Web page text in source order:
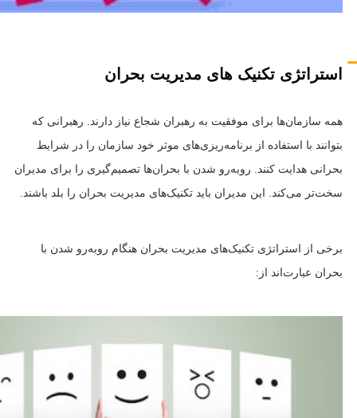
استراتژی‌ تکنیک های مدیریت بحران
همه سازمان‌ها برای موفقیت به رهبران شجاع نیاز دارند. رهبرانی که
بتوانند با استفاده از برنامه‌ریزی‌های موثر خود سازمان را در شرایط
بحرانی هدایت کنند. روبه‌رو شدن با بحران‌ها تصمیم‌گیری را برای مدیران
سخت‌تر می‌کند. این مدیران باید تکنیک‌های مدیریت بحران را بلد باشند.
برخی از استراتژی‌ تکنیک‌های مدیریت بحران هنگام روبه‌رو شدن با
بحران عبارت‌اند از: